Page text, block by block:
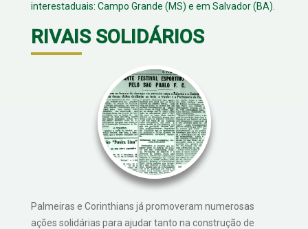
interestaduais: Campo Grande (MS) e em Salvador (BA).
RIVAIS SOLIDÁRIOS
Palmeiras e Corinthians já promoveram numerosas
ações solidárias para ajudar tanto na construção de